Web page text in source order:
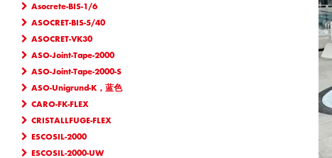
Asocrete-BIS-1/6
ASOCRET-BIS-5/40
ASOCRET-VK30
ASO-Joint-Tape-2000
ASO-Joint-Tape-2000-S
ASO-Unigrund-K，蓝色
CARO-FK-FLEX
CRISTALLFUGE-FLEX
ESCOSIL-2000
ESCOSIL-2000-UW